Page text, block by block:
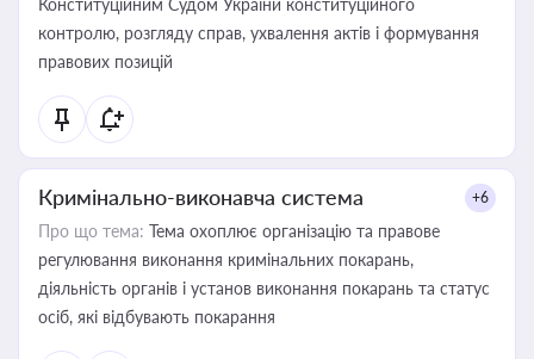
Конституційним Судом України конституційного
контролю, розгляду справ, ухвалення актів і формування
правових позицій
Кримінально-виконавча система +6
Про що тема: Тема охоплює організацію та правове
регулювання виконання кримінальних покарань,
діяльність органів і установ виконання покарань та статус
осіб, які відбувають покарання